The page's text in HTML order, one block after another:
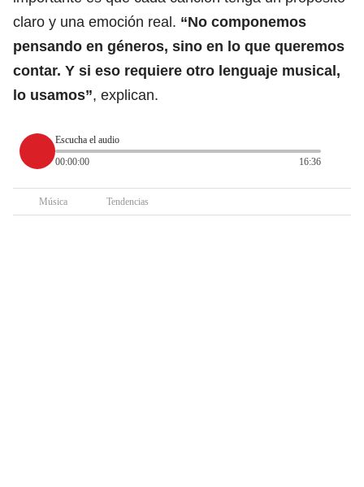
claro y una emoción real. “No componemos
pensando en géneros, sino en lo que queremos
contar. Y si eso requiere otro lenguaje musical,
lo usamos”, explican.
Escucha el audio
00:00:00
16:36
Música Tendencias